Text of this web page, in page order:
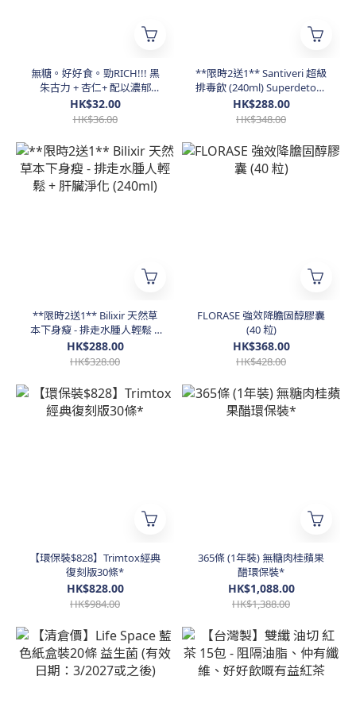
無糖。好好食。勁RICH!!! 黑
朱古力 + 杏仁+ 配以濃郁
Italian Cream Cheese
HK$32.00
HK$36.00
**限時2送1** Santiveri 超級
排毒飲 (240ml) Superdetox -
適合夜瞓、工作壓力大、排便
唔太暢順、希望加強瘦身效果
HK$288.00
HK$348.00
**限時2送1** Bilixir 天然草
本下身瘦 - 排走水腫人輕鬆 +
肝臟淨化 (240ml)
HK$288.00
HK$328.00
FLORASE 強效降膽固醇膠囊
(40 粒)
HK$368.00
HK$428.00
【環保裝$828】Trimtox經典
復刻版30條*
HK$828.00
HK$984.00
365條 (1年裝) 無糖肉桂蘋果
醋環保裝*
HK$1,088.00
HK$1,388.00